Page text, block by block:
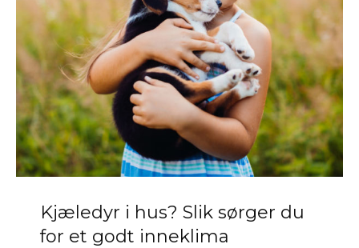
Kjæledyr i hus? Slik sørger du
for et godt inneklima